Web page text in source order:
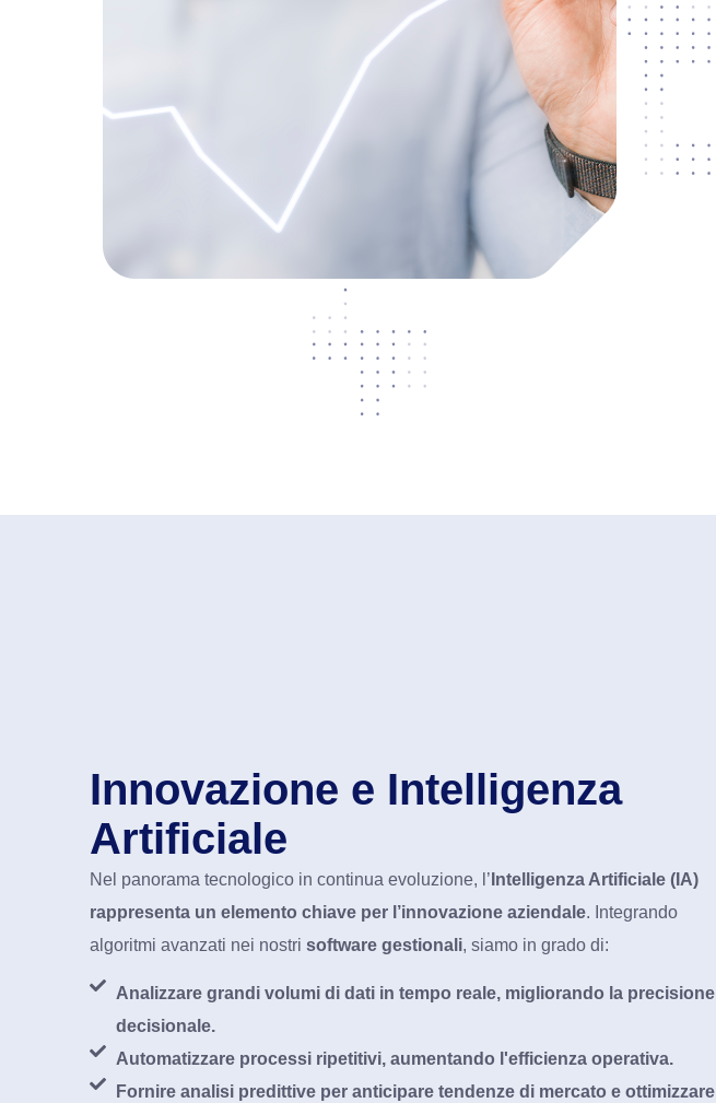
Innovazione e Intelligenza
Artificiale
Nel panorama tecnologico in continua evoluzione, l’ Intelligenza Artificiale (IA)
rappresenta un elemento chiave per l’innovazione aziendale. Integrando
algoritmi avanzati nei nostri software gestionali, siamo in grado di:
Analizzare grandi volumi di dati in tempo reale, migliorando la precisione
decisionale.
Automatizzare processi ripetitivi, aumentando l'efficienza operativa.
Fornire analisi predittive per anticipare tendenze di mercato e ottimizzare